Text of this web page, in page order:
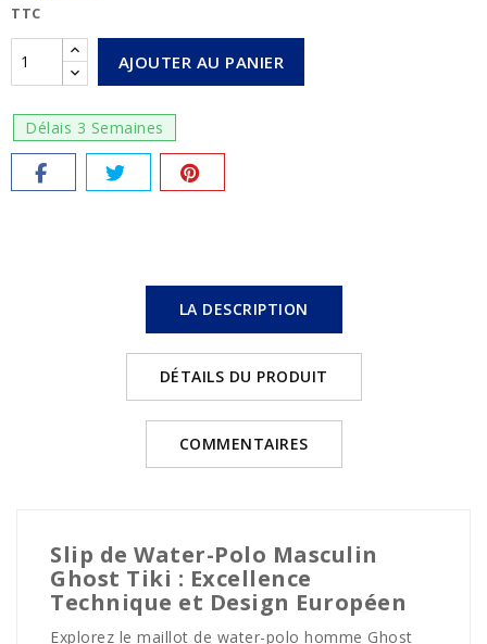
TTC
AJOUTER AU PANIER
Délais 3 Semaines
LA DESCRIPTION
DÉTAILS DU PRODUIT
COMMENTAIRES
Slip de Water-Polo Masculin
Ghost Tiki : Excellence
Technique et Design Européen
Explorez le maillot de water-polo homme Ghost